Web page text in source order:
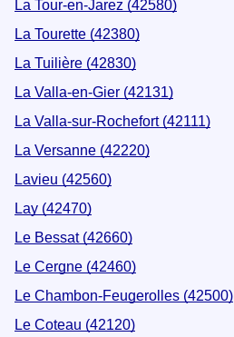
La Tour-en-Jarez (42580)
La Tourette (42380)
La Tuilière (42830)
La Valla-en-Gier (42131)
La Valla-sur-Rochefort (42111)
La Versanne (42220)
Lavieu (42560)
Lay (42470)
Le Bessat (42660)
Le Cergne (42460)
Le Chambon-Feugerolles (42500)
Le Coteau (42120)